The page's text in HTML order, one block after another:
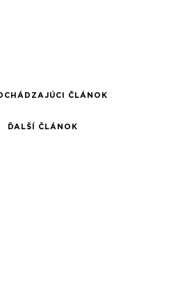
ČLÁNOK
ĎALŠÍ ČLÁNOK